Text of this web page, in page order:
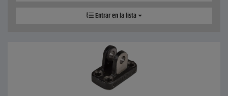
Entrar en la lista